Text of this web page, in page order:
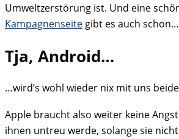
Umweltzerstörung ist. Und eine
Kampagnenseite gibt es auch
Tja, Android…
…wird’s wohl wieder nix mit uns
Apple braucht also weiter keine
ihnen untreu werde, solange sie